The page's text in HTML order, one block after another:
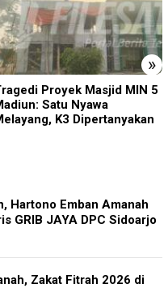
»
BIAS Terhenti, Lima KA
Terdampak, KAI Daop 7
Cepat Pulihkan
Hartono Emban Amanah
GRIB JAYA DPC Sidoarjo
Zakat Fitrah 2026 di